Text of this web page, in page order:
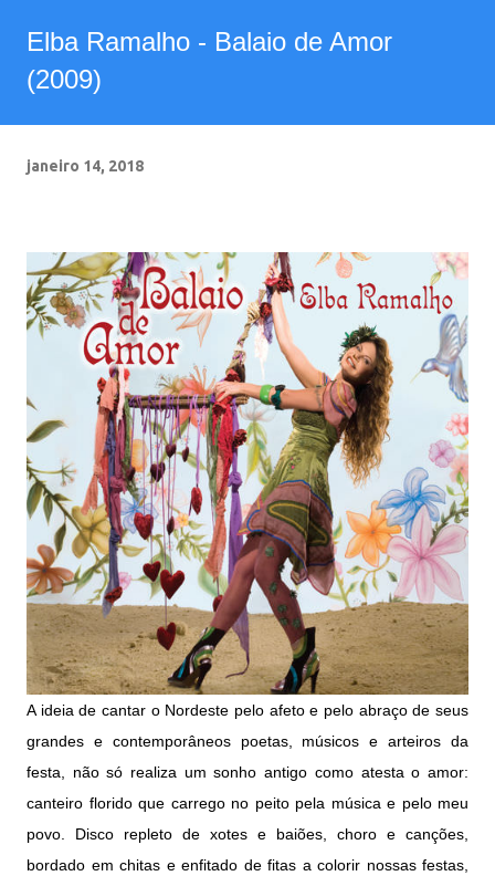
Elba Ramalho - Balaio de Amor
(2009)
janeiro 14, 2018
A ideia de cantar o Nordeste pelo afeto e pelo abraço de seus
grandes e contemporâneos poetas, músicos e arteiros da
festa, não só realiza um sonho antigo como atesta o amor:
canteiro florido que carrego no peito pela música e pelo meu
povo. Disco repleto de xotes e baiões, choro e canções,
bordado em chitas e enfitado de fitas a colorir nossas festas,